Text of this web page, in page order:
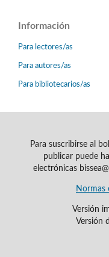
Información
Para lectores/as
Para autores/as
Para bibliotecarios/as
Para suscribirse al
publicar puede
electrónicas
Normas
Versión
Versión